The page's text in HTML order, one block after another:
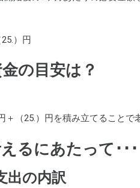
）円
の目安は？
（25.）円を積み立てることで
るにあたって･･･
出の内訳